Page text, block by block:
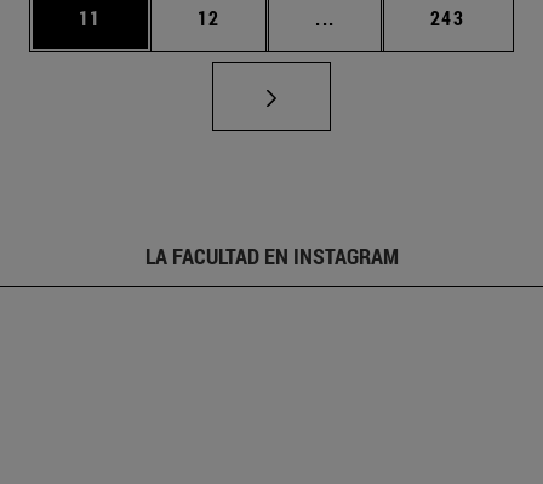
Página
11 Página
12 ... Páginas intermedias
Página
243
LA FACULTAD EN INSTAGRAM